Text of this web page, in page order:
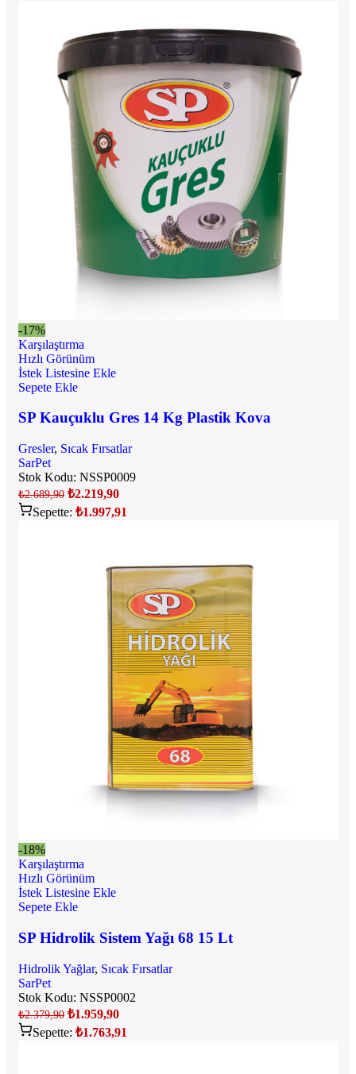
-17%
Karşılaştırma
Hızlı Görünüm
İstek Listesine Ekle
Sepete Ekle
SP Kauçuklu Gres 14 Kg Plastik Kova
Gresler, Sıcak Fırsatlar
SarPet
Stok Kodu: NSSP0009
₺2.689,90 ₺2.219,90
Sepette: ₺1.997,91
-18%
Karşılaştırma
Hızlı Görünüm
İstek Listesine Ekle
Sepete Ekle
SP Hidrolik Sistem Yağı 68 15 Lt
Hidrolik Yağlar, Sıcak Fırsatlar
SarPet
Stok Kodu: NSSP0002
₺2.379,90 ₺1.959,90
Sepette: ₺1.763,91